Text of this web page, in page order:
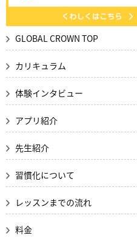
GLOBAL CROWN TOP
カリキュラム
体験インタビュー
アプリ紹介
先生紹介
習慣化について
レッスンまでの流れ
料金